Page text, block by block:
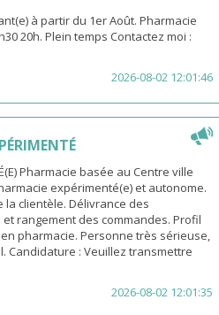
à partir du 1er Août. Pharmacie
20h. Plein temps Contactez moi :
2026-08-02 12:01:46
Pharmacie basée au Centre ville
expérimenté(e) et autonome.
la clientèle. Délivrance des
rangement des commandes. Profil
pharmacie. Personne très sérieuse,
Candidature : Veuillez transmettre
2026-08-02 12:01:35